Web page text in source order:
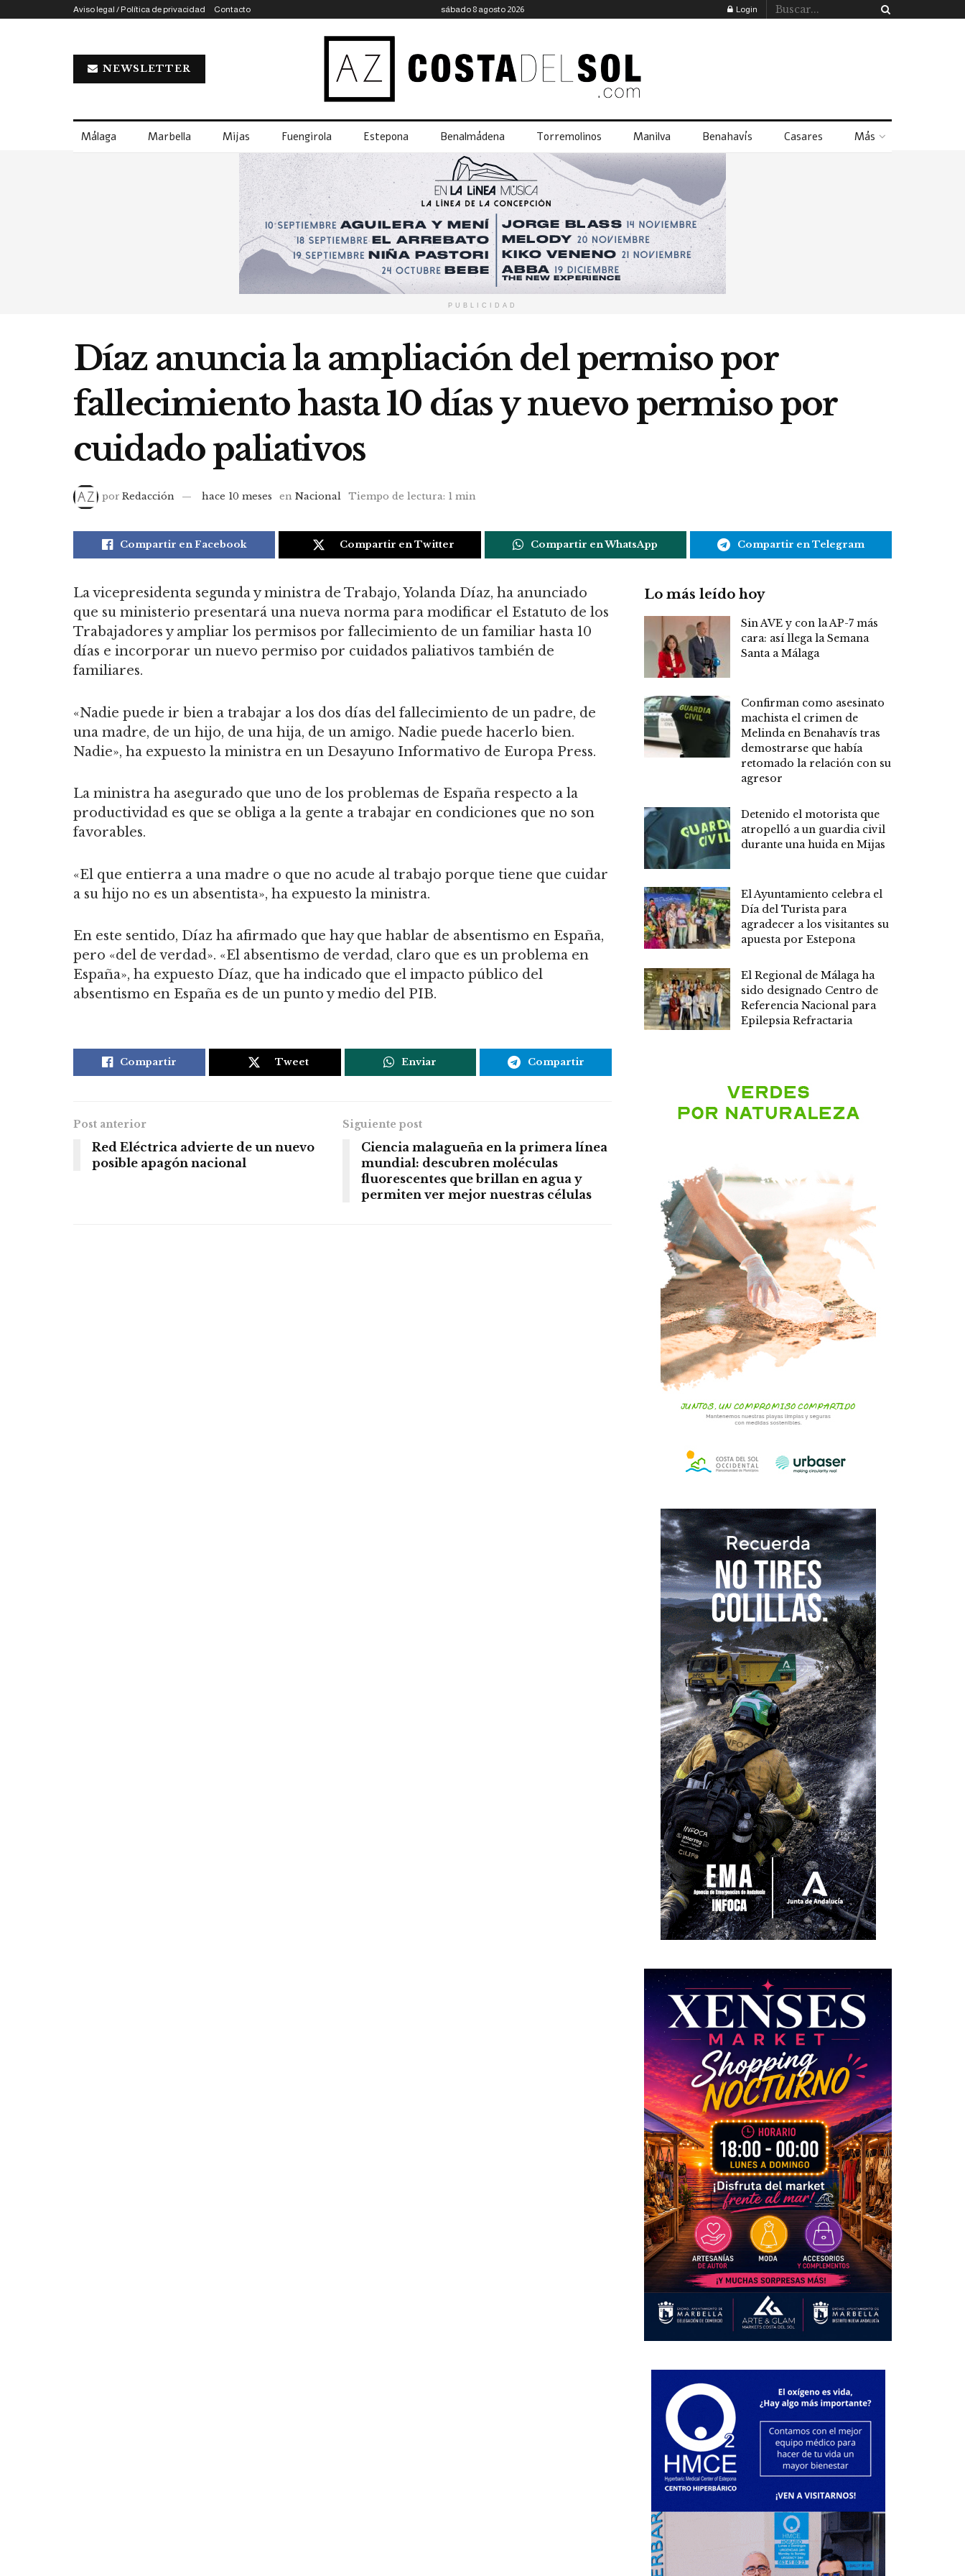
Aviso legal / Política de privacidad Contacto sábado 8 agosto 2026 Login
NEWSLETTER
Málaga Marbella Mijas Fuengirola Estepona Benalmádena Torremolinos Manilva Benahavís Casares Más
PUBLICIDAD
Díaz anuncia la ampliación del permiso por
fallecimiento hasta 10 días y nuevo permiso por
cuidado paliativos
por Redacción hace 10 meses en Nacional Tiempo de lectura: 1 min
Compartir en Facebook Compartir en Twitter Compartir en WhatsApp Compartir en Telegram
La vicepresidenta segunda y ministra de Trabajo, Yolanda Díaz, ha anunciado
que su ministerio presentará una nueva norma para modificar el Estatuto de los
Trabajadores y ampliar los permisos por fallecimiento de un familiar hasta 10
días e incorporar un nuevo permiso por cuidados paliativos también de
familiares.
«Nadie puede ir bien a trabajar a los dos días del fallecimiento de un padre, de
una madre, de un hijo, de una hija, de un amigo. Nadie puede hacerlo bien.
Nadie», ha expuesto la ministra en un Desayuno Informativo de Europa Press.
La ministra ha asegurado que uno de los problemas de España respecto a la
productividad es que se obliga a la gente a trabajar en condiciones que no son
favorables.
«El que entierra a una madre o que no acude al trabajo porque tiene que cuidar
a su hijo no es un absentista», ha expuesto la ministra.
En este sentido, Díaz ha afirmado que hay que hablar de absentismo en España,
pero «del de verdad». «El absentismo de verdad, claro que es un problema en
España», ha expuesto Díaz, que ha indicado que el impacto público del
absentismo en España es de un punto y medio del PIB.
Compartir Tweet Enviar Compartir
Post anterior
Red Eléctrica advierte de un nuevo
posible apagón nacional
Siguiente post
Ciencia malagueña en la primera línea
mundial: descubren moléculas
fluorescentes que brillan en agua y
permiten ver mejor nuestras células
Lo más leído hoy
Sin AVE y con la AP-7 más
cara: así llega la Semana
Santa a Málaga
Confirman como asesinato
machista el crimen de
Melinda en Benahavís tras
demostrarse que había
retomado la relación con su
agresor
Detenido el motorista que
atropelló a un guardia civil
durante una huida en Mijas
El Ayuntamiento celebra el
Día del Turista para
agradecer a los visitantes su
apuesta por Estepona
El Regional de Málaga ha
sido designado Centro de
Referencia Nacional para
Epilepsia Refractaria